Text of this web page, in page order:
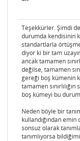
Teşekkürler. Şimdi
durumda kendisinin
standartlarla
diyor ki bir tam
ancak tamamen
değilse, tamamen
gereği boş kümenin
tamamen
boş kümeyi bu
Neden böyle bir
kullandığından emin
sonsuz olarak
tanımlıyorsa